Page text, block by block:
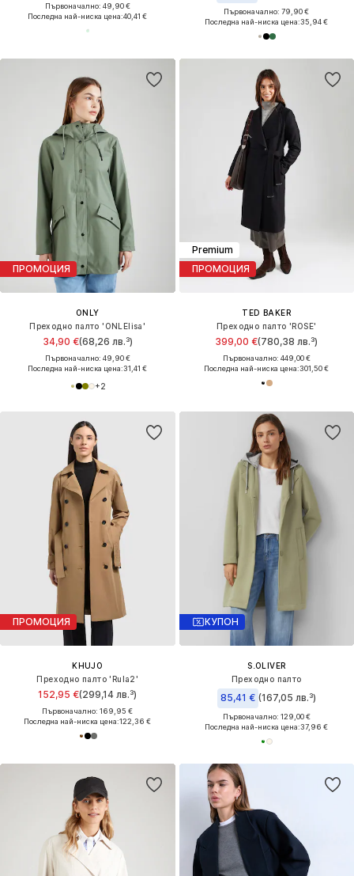
Първоначално: 49,90 €
Последна най-ниска цена:40,41 €
Първоначално: 79,90 €
Последна най-ниска цена:35,94 €
ПРОМОЦИЯ
ONLY
Преходно палто 'ONLElisa'
34,90 €(68,26 лв.³)
Първоначално: 49,90 €
Последна най-ниска цена:31,41 €
+2
Premium
ПРОМОЦИЯ
TED BAKER
Преходно палто 'ROSE'
399,00 €(780,38 лв.³)
Първоначално: 449,00 €
Последна най-ниска цена:301,50 €
ПРОМОЦИЯ
KHUJO
Преходно палто 'Rula2'
152,95 €(299,14 лв.³)
Първоначално: 169,95 €
Последна най-ниска цена:122,36 €
КУПОН
S.OLIVER
Преходно палто
85,41 € (167,05 лв.³)
Първоначално: 129,00 €
Последна най-ниска цена:37,96 €